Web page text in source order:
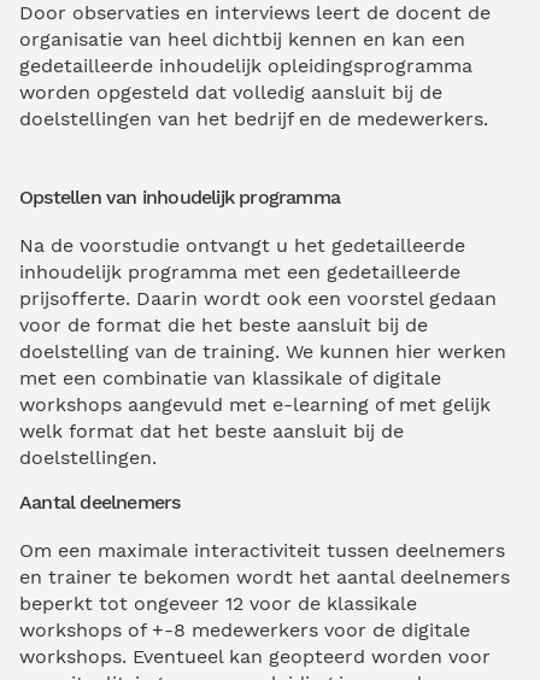
Door observaties en interviews leert de docent de
organisatie van heel dichtbij kennen en kan een
gedetailleerde inhoudelijk opleidingsprogramma
worden opgesteld dat volledig aansluit bij de
doelstellingen van het bedrijf en de medewerkers.
Opstellen van inhoudelijk programma
Na de voorstudie ontvangt u het gedetailleerde
inhoudelijk programma met een gedetailleerde
prijsofferte. Daarin wordt ook een voorstel gedaan
voor de format die het beste aansluit bij de
doelstelling van de training. We kunnen hier werken
met een combinatie van klassikale of digitale
workshops aangevuld met e-learning of met gelijk
welk format dat het beste aansluit bij de
doelstellingen.
Aantal deelnemers
Om een maximale interactiviteit tussen deelnemers
en trainer te bekomen wordt het aantal deelnemers
beperkt tot ongeveer 12 voor de klassikale
workshops of +-8 medewerkers voor de digitale
workshops. Eventueel kan geopteerd worden voor